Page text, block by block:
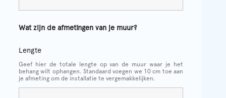
Wat zijn de afmetingen van je muur?
Lengte
Geef hier de totale lengte op van de muur waar je het
behang wilt ophangen. Standaard voegen we 10 cm toe aan
je afmeting om de installatie te vergemakkelijken.